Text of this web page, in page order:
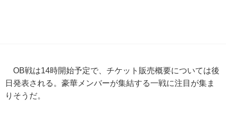
OB戦は14時開始予定で、チケット販売概要については後
日発表される。豪華メンバーが集結する一戦に注目が集ま
りそうだ。